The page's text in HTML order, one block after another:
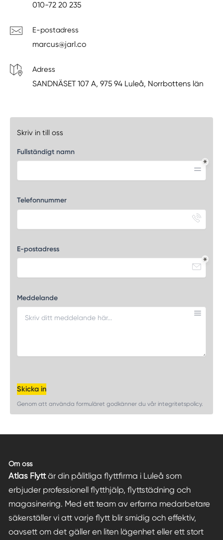
010-72 20 235
E-postadress
marcus@jarl.co
Adress
SANDNÄSET 107 A, 975 94 Luleå, Norrbottens län
Skriv in till oss
Fullständigt namn
Telefonnummer
E-postadress
Meddelande
Skicka in
Genom att använda formuläret godkänner du vår integritetspolicy.
Om oss
Atlas Flyttär din pålitliga flyttfirma i Luleå som
erbjuder professionell flytthjälp, flyttstädning och
magasinering. Med ett team av erfarna medarbetare
säkerställer vi att varje flytt blir smidig och effektiv,
oavsett om det gäller en liten lägenhet eller ett stort